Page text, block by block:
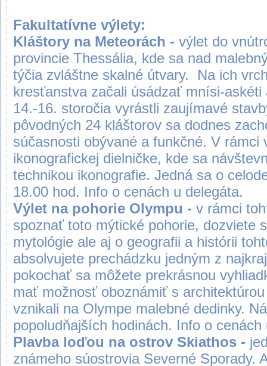
Fakultatívne výlety:
Kláštory na Meteorách - výlet do
provincie Thessália, kde sa nad
týčia zvláštne skalné útvary. Na ich
kresťanstva začali úsádzať mnísi-
14.-16. storočia vyrástli zaujímavé
pôvodných 24 kláštorov sa dodnes
súčasnosti obývané a funkčné. V rámci
ikonografickej dielničke, kde sa
technikou ikonografie. Jedná sa o
18.00 hod. Info o cenách u
Výlet na pohorie Olympu - v rámci
spoznať toto mýtické pohorie, dozviete
mytológie ale aj o geografii a histórii
absolvujete prechádzku jedným z
pokochať sa môžete prekrásnou
mať možnosť oboznámiť s
vznikali na Olympe malebné dedinky.
popoludňajších hodinách. Info o
Plavba loďou na ostrov Skiathos -
známeho súostrovia Severné Sporady.